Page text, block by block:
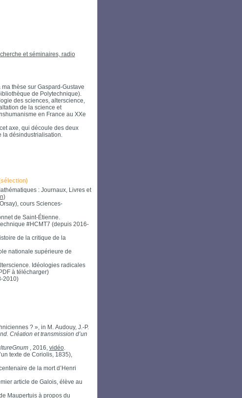
et séminaires, radio
thèse sur Gaspard-Gustave
de Polytechnique).
des sciences, alterscience,
de la science et
en France au XXe
axe, qui découle des deux
la désindustrialisation.
: Journaux, Livres et
)
cours Sciences-
de Saint-Étienne.
#HCMT7 (depuis 2016-
de la critique de la
nationale supérieure de
Idéologies radicales
à télécharger)
2010)
? », in M. Audouy, J.-P.
Création et transmission d’un
, 2016, vidéo.
texte de Coriolis, 1835),
de la mort d’Henri
article de Galois, élève au
Maupertuis à propos du